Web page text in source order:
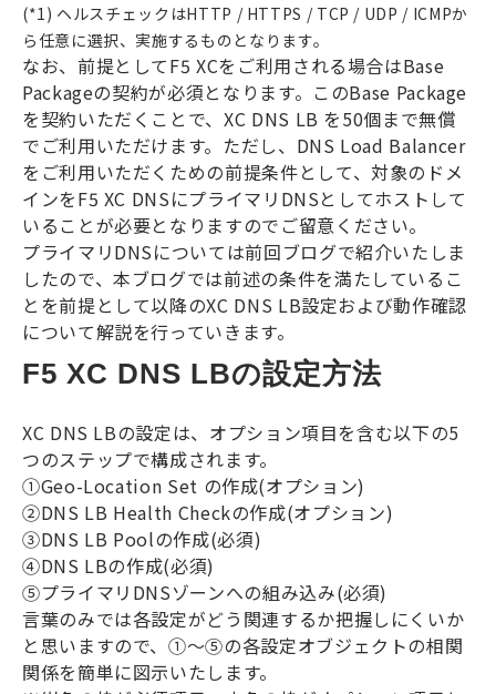
(*1) ヘルスチェックはHTTP / HTTPS / TCP / UDP / ICMPか
ら任意に選択、実施するものとなります。
なお、前提としてF5 XCをご利用される場合はBase
Packageの契約が必須となります。このBase Package
を契約いただくことで、XC DNS LB を50個まで無償
でご利用いただけます。ただし、 DNS Load Balancer
をご利用いただくための前提条件として、対象のドメ
インをF5 XC DNSにプライマリ DNSとしてホストして
いることが必要となりますのでご留意ください。
プライマリDNSについては前回ブログで紹介いたしま
したので、本ブログでは前述の条件を満たしているこ
とを前提として以降のXC DNS LB設定および動作確認
について解説を行っていきます。
F5 XC DNS LBの設定方法
XC DNS LBの設定は、オプション項目を含む以下の5
つのステップで構成されます。
①Geo-Location Set の作成(オプション)
②DNS LB Health Checkの作成(オプション)
③DNS LB Poolの作成(必須)
④DNS LBの作成(必須)
⑤プライマリ DNSゾーンへの組み込み(必須)
言葉のみでは各設定がどう関連するか把握しにくいか
と思いますので、①～⑤の各設定オブジェクトの相関
関係を簡単に図示いたします。